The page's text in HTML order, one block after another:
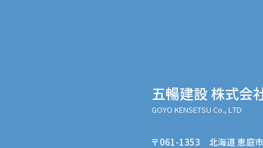
五暢建設 株式会
GOYO KENSETSU Co., LTD
〒061-1353 北海道 恵庭